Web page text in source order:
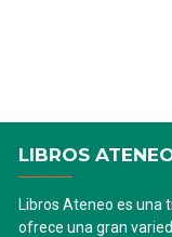
LIBROS
Libros Ateneo es una
ofrece una gran